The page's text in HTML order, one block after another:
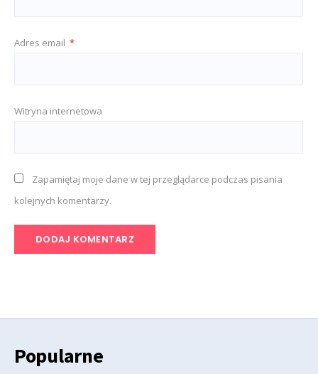
Adres email *
Witryna internetowa
Zapamiętaj moje dane w tej przeglądarce podczas pisania
kolejnych komentarzy.
Popularne